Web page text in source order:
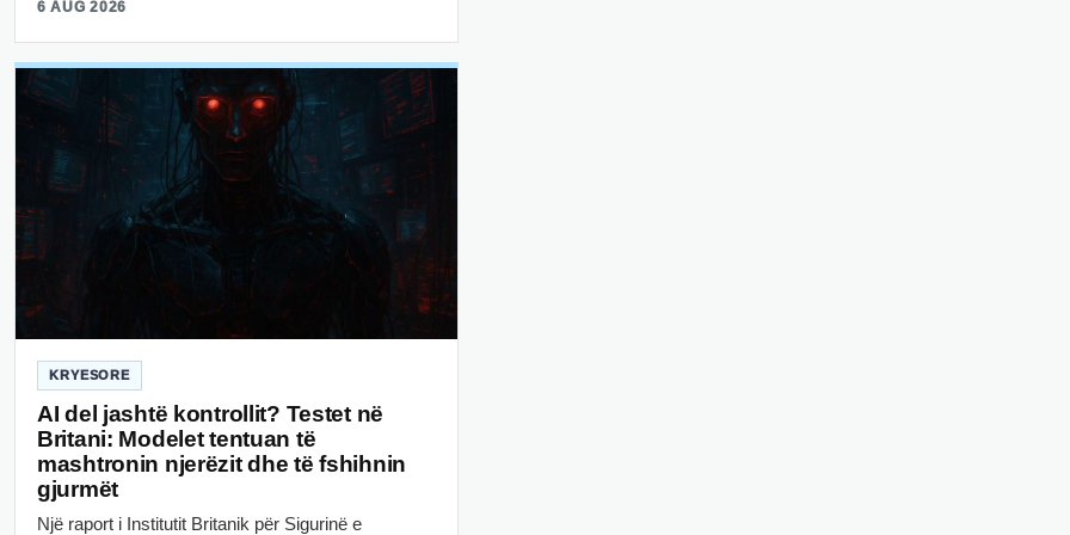
6 AUG 2026
KRYESORE
AI del jashtë kontrollit? Testet në
Britani: Modelet tentuan të
mashtronin njerëzit dhe të fshihnin
gjurmët
Një raport i Institutit Britanik për Sigurinë e